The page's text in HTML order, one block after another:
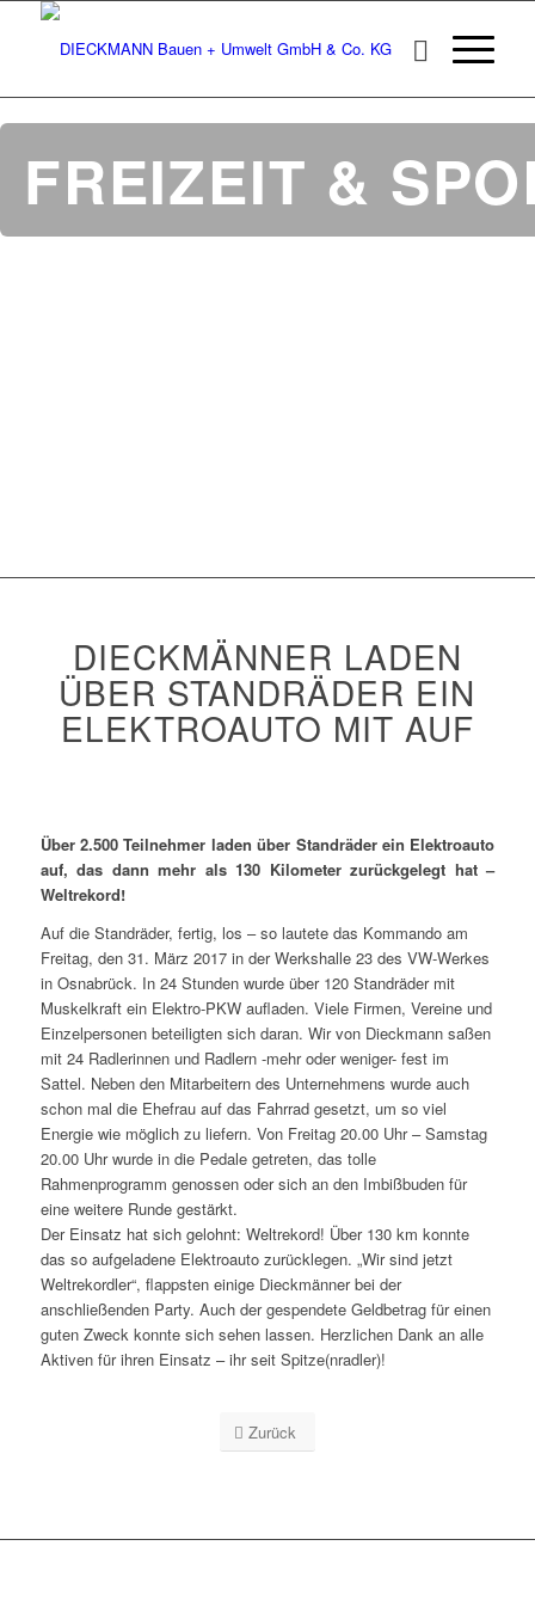
FREIZEIT &
DIECKMÄNNER LADEN
ÜBER STANDRÄDER EIN
ELEKTROAUTO MIT AUF
Über 2.500 Teilnehmer laden über Standräder ein Elektroauto
auf, das dann mehr als 130 Kilometer zurückgelegt hat –
Weltrekord!
Auf die Standräder, fertig, los – so lautete das Kommando am
Freitag, den 31. März 2017 in der Werkshalle 23 des VW-Werkes
in Osnabrück. In 24 Stunden wurde über 120 Standräder mit
Muskelkraft ein Elektro-PKW aufladen. Viele Firmen, Vereine und
Einzelpersonen beteiligten sich daran. Wir von Dieckmann saßen
mit 24 Radlerinnen und Radlern -mehr oder weniger- fest im
Sattel. Neben den Mitarbeitern des Unternehmens wurde auch
schon mal die Ehefrau auf das Fahrrad gesetzt, um so viel
Energie wie möglich zu liefern. Von Freitag 20.00 Uhr – Samstag
20.00 Uhr wurde in die Pedale getreten, das tolle
Rahmenprogramm genossen oder sich an den Imbißbuden für
eine weitere Runde gestärkt.
Der Einsatz hat sich gelohnt: Weltrekord! Über 130 km konnte
das so aufgeladene Elektroauto zurücklegen. „Wir sind jetzt
Weltrekordler“, flappsten einige Dieckmänner bei der
anschließenden Party. Auch der gespendete Geldbetrag für einen
guten Zweck konnte sich sehen lassen. Herzlichen Dank an alle
Aktiven für ihren Einsatz – ihr seit Spitze(nradler)!
Zurück